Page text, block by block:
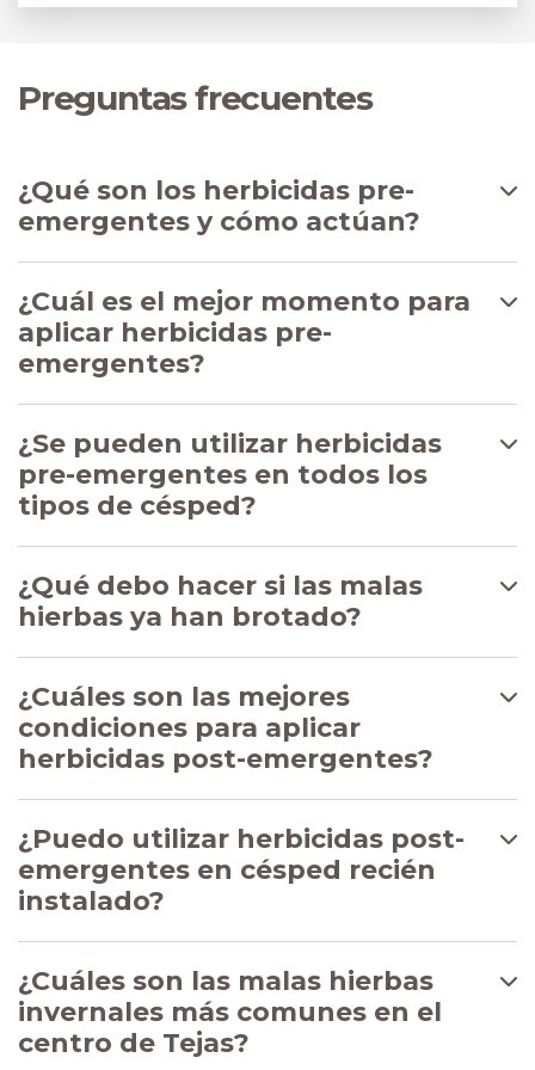
Preguntas frecuentes
¿Qué son los herbicidas pre-
emergentes y cómo actúan?
¿Cuál es el mejor momento para
aplicar herbicidas pre-
emergentes?
¿Se pueden utilizar herbicidas
pre-emergentes en todos los
tipos de césped?
¿Qué debo hacer si las malas
hierbas ya han brotado?
¿Cuáles son las mejores
condiciones para aplicar
herbicidas post-emergentes?
¿Puedo utilizar herbicidas post-
emergentes en césped recién
instalado?
¿Cuáles son las malas hierbas
invernales más comunes en el
centro de Tejas?